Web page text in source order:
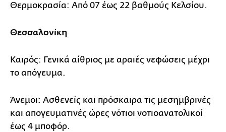
Θερμοκρασία: Από 07 έως 22 βαθμούς Κελσίου.
Θεσσαλονίκη
Καιρός: Γενικά αίθριος με αραιές νεφώσεις μέχρι
το απόγευμα.
Άνεμοι: Ασθενείς και πρόσκαιρα τις μεσημβρινές
και απογευματινές ώρες νότιοι νοτιοανατολικοί
έως 4 μποφόρ.